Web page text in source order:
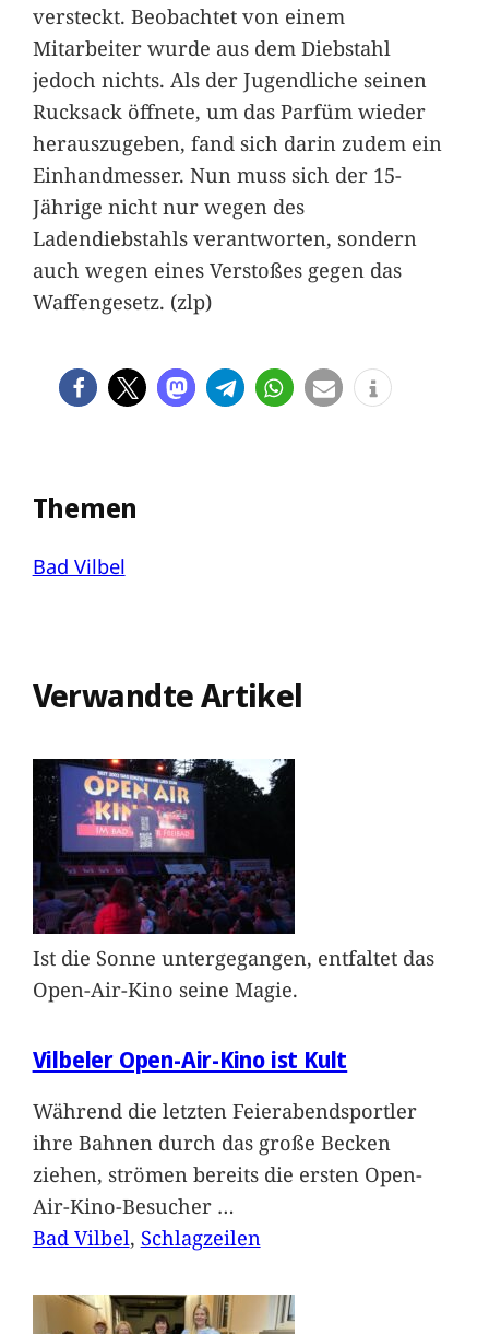
versteckt. Beobachtet von einem
Mitarbeiter wurde aus dem Diebstahl
jedoch nichts. Als der Jugendliche seinen
Rucksack öffnete, um das Parfüm wieder
herauszugeben, fand sich darin zudem ein
Einhandmesser. Nun muss sich der 15-
Jährige nicht nur wegen des
Ladendiebstahls verantworten, sondern
auch wegen eines Verstoßes gegen das
Waffengesetz. (zlp)
Themen
Bad Vilbel
Verwandte Artikel
Ist die Sonne untergegangen, entfaltet das
Open-Air-Kino seine Magie.
Vilbeler Open-Air-Kino ist Kult
Während die letzten Feierabendsportler
ihre Bahnen durch das große Becken
ziehen, strömen bereits die ersten Open-
Air-Kino-Besucher …
Bad Vilbel, Schlagzeilen